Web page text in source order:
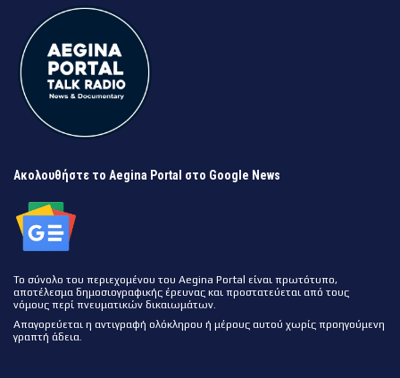
Ακολουθήστε το Aegina Portal στο Google News
Το σύνολο του περιεχομένου του Aegina Portal είναι πρωτότυπο,
αποτέλεσμα δημοσιογραφικής έρευνας και προστατεύεται από τους
νόμους περί πνευματικών δικαιωμάτων.
Απαγορεύεται η αντιγραφή ολόκληρου ή μέρους αυτού χωρίς προηγούμενη
γραπτή άδεια.